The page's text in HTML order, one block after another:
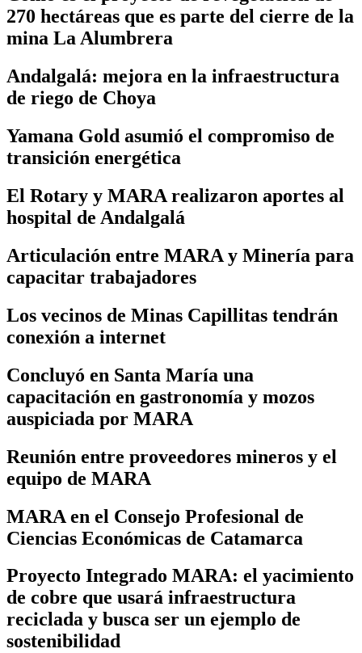
270 hectáreas que es parte del cierre de la
mina La Alumbrera
Andalgalá: mejora en la infraestructura
de riego de Choya
Yamana Gold asumió el compromiso de
transición energética
El Rotary y MARA realizaron aportes al
hospital de Andalgalá
Articulación entre MARA y Minería para
capacitar trabajadores
Los vecinos de Minas Capillitas tendrán
conexión a internet
Concluyó en Santa María una
capacitación en gastronomía y mozos
auspiciada por MARA
Reunión entre proveedores mineros y el
equipo de MARA
MARA en el Consejo Profesional de
Ciencias Económicas de Catamarca
Proyecto Integrado MARA: el yacimiento
de cobre que usará infraestructura
reciclada y busca ser un ejemplo de
sostenibilidad